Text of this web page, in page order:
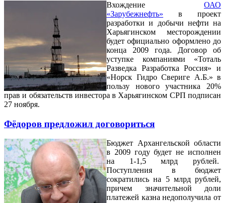
Вхождение ОАО
«Зарубежнефть» в проект
разработки и добычи нефти на
Харьягинском месторождении
будет официально оформлено до
конца 2009 года. Договор об
уступке компаниями «Тоталь
Разведка Разработка Россия» и
«Норск Гидро Свериге А.Б.» в
пользу нового участника 20%
прав и обязательств инвестора в Харьягинском СРП подписан
27 ноября.
Фёдоров предложил договориться
Бюджет Архангельской области
в 2009 году будет не исполнен
на 1-1,5 млрд рублей.
Поступления в бюджет
сократились на 5 млрд рублей,
причем значительной доли
платежей казна недополучила от